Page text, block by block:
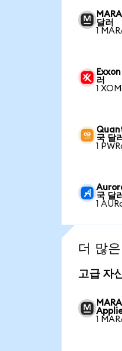
달러
1
러
1
국 달
1
국 달
1
더 많
고급 자
1